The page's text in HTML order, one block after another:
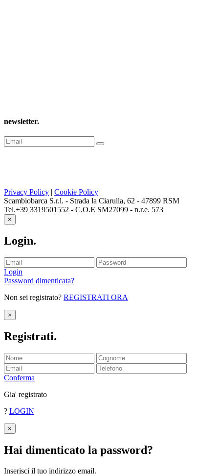
newsletter.
Privacy Policy | Cookie Policy
Scambiobarca S.r.l. - Strada la Ciarulla, 62 - 47899 RSM
Tel.+39 3319501552 - C.O.E SM27099 - n.r.e. 573
×
Login.
Login
Password dimenticata?
Non sei registrato? REGISTRATI ORA
×
Registrati.
Conferma
Gia' registrato
? LOGIN
×
Hai dimenticato la password?
Inserisci il tuo indirizzo email.